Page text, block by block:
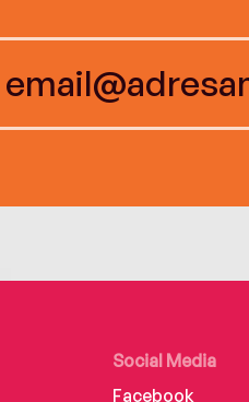
Social Media
Facebook